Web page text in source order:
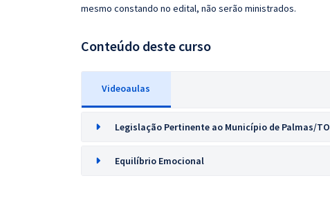
mesmo constando no edital, não serão ministrados.
Conteúdo deste curso
Videoaulas
Legislação Pertinente ao Município de Palmas/TO
Equilíbrio Emocional